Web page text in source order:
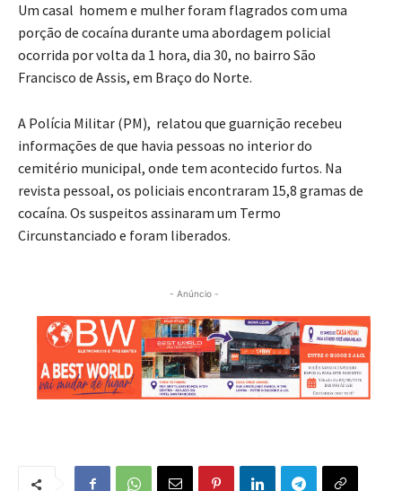
Um casal homem e mulher foram flagrados com uma
porção de cocaína durante uma abordagem policial
ocorrida por volta da 1 hora, dia 30, no bairro São
Francisco de Assis, em Braço do Norte.
A Polícia Militar (PM), relatou que guarnição recebeu
informações de que havia pessoas no interior do
cemitério municipal, onde tem acontecido furtos. Na
revista pessoal, os policiais encontraram 15,8 gramas de
cocaína. Os suspeitos assinaram um Termo
Circunstanciado e foram liberados.
- Anúncio -